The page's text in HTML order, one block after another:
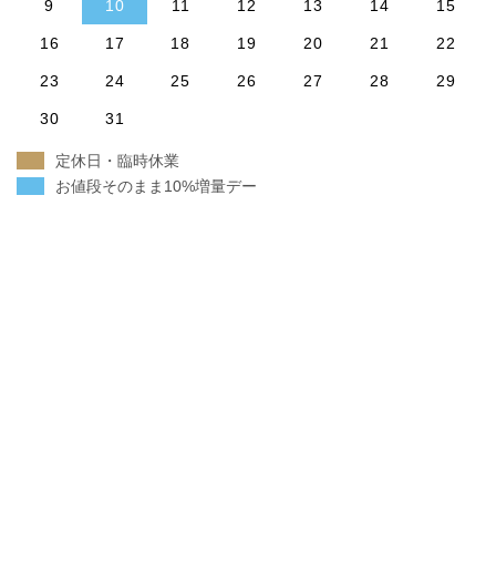
9 10 11 12 13 14 15
16 17 18 19 20 21 22
23 24 25 26 27 28 29
30 31
定休日・臨時休業
お値段そのまま10%増量デー